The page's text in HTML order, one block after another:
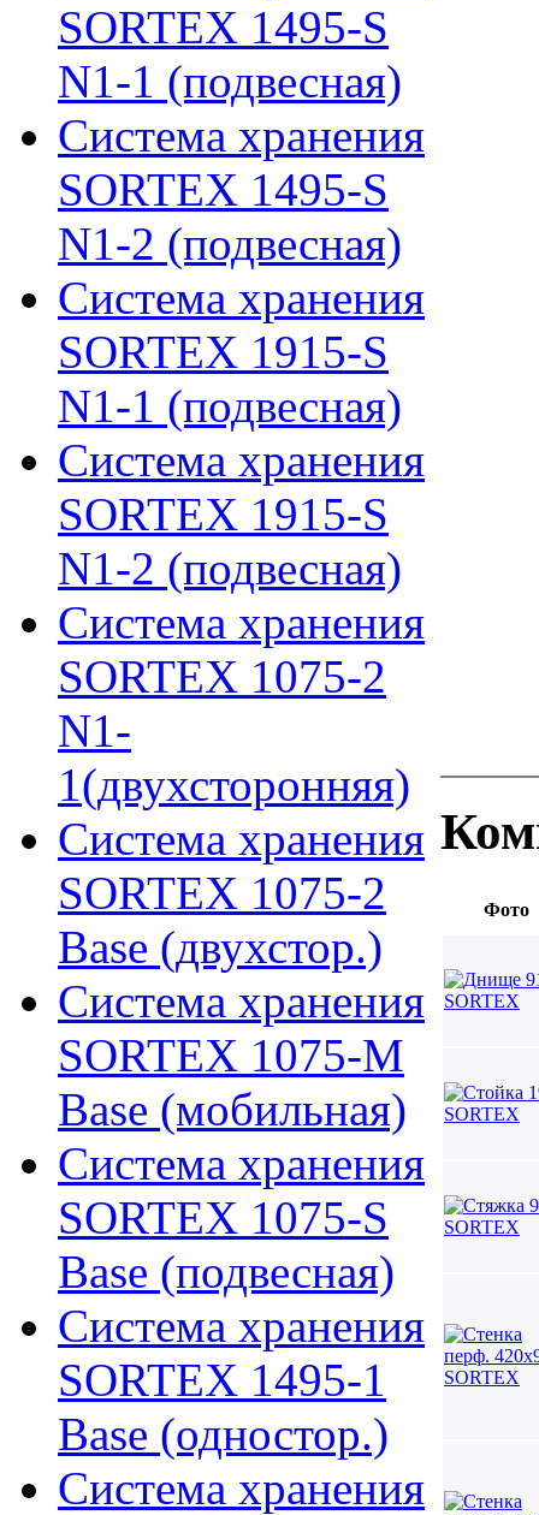
SORTEX 1495-S
N1-1 (подвесная)
Система хранения
SORTEX 1495-S
N1-2 (подвесная)
Система хранения
SORTEX 1915-S
N1-1 (подвесная)
Система хранения
SORTEX 1915-S
N1-2 (подвесная)
Система хранения
SORTEX 1075-2
N1-
1(двухсторонняя)
Система хранения
SORTEX 1075-2
Base (двухстор.)
Система хранения
SORTEX 1075-M
Base (мобильная)
Система хранения
SORTEX 1075-S
Base (подвесная)
Система хранения
SORTEX 1495-1
Base (одностор.)
Система хранения
Фото